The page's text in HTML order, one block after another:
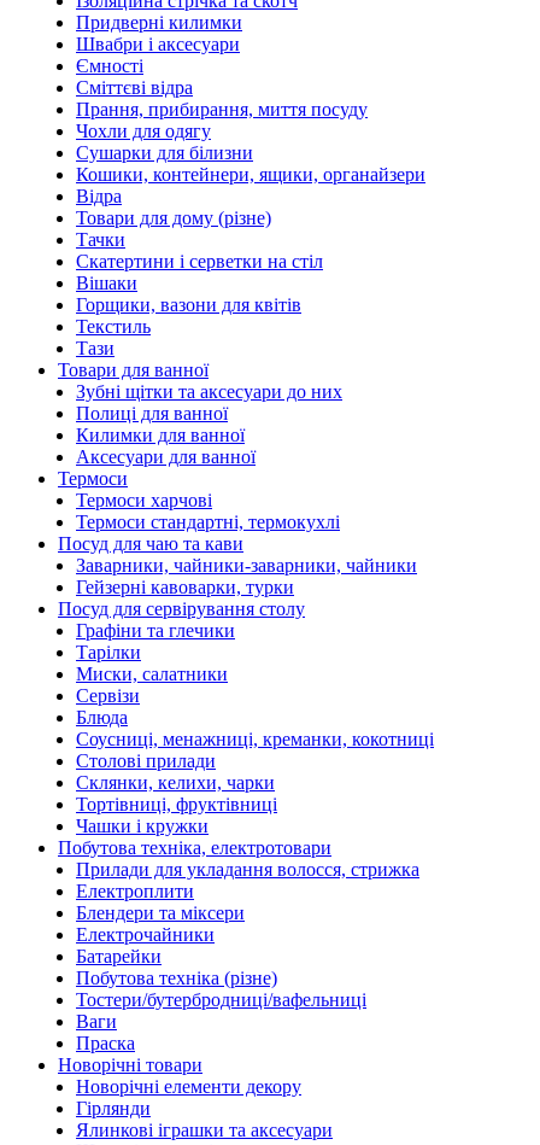
Придверні килимки
Швабри і аксесуари
Ємності
Сміттєві відра
Прання, прибирання, миття посуду
Чохли для одягу
Сушарки для білизни
Кошики, контейнери, ящики, органайзери
Відра
Товари для дому (різне)
Тачки
Скатертини і серветки на стіл
Вішаки
Горщики, вазони для квітів
Текстиль
Тази
Товари для ванної
Зубні щітки та аксесуари до них
Полиці для ванної
Килимки для ванної
Аксесуари для ванної
Термоси
Термоси харчові
Термоси стандартні, термокухлі
Посуд для чаю та кави
Заварники, чайники-заварники, чайники
Гейзерні кавоварки, турки
Посуд для сервірування столу
Графіни та глечики
Тарілки
Миски, салатники
Сервізи
Блюда
Соусниці, менажниці, креманки, кокотниці
Столові прилади
Склянки, келихи, чарки
Тортівниці, фруктівниці
Чашки і кружки
Побутова техніка, електротовари
Прилади для укладання волосся, стрижка
Електроплити
Блендери та міксери
Електрочайники
Батарейки
Побутова техніка (різне)
Тостери/бутербродниці/вафельниці
Ваги
Праска
Новорічні товари
Новорічні елементи декору
Гірлянди
Ялинкові іграшки та аксесуари